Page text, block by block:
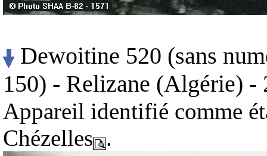
Dewoitine 520 (sans
150) - Relizane (Algérie)
Appareil identifié comme
Chézelles .